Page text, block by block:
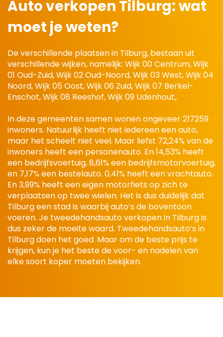
Auto verkopen Tilburg: wat
moet je weten?
De verschillende plaatsen in Tilburg, bestaan uit
verschillende wijken, namelijk: Wijk 00 Centrum, Wijk
01 Oud-Zuid, Wijk 02 Oud-Noord, Wijk 03 West, Wijk 04
Noord, Wijk 05 Oost, Wijk 06 Zuid, Wijk 07 Berkel-
Enschot, Wijk 08 Reeshof, Wijk 09 Udenhout,.
In deze gemeenten samen wonen ongeveer 217259
inwoners. Natuurlijk heeft niet iedereen een auto,
maar het scheelt niet veel. Maar liefst 72,24% van de
inwoners heeft een personenauto. En 14,53% heeft
een bedrijfsvoertuig, 8,61% een bedrijfsmotorvoertuig,
en 7,17% een bestelauto. 0,41% heeft een vrachtauto.
En 3,99% heeft een eigen motorfiets op zich te
verplaatsen op twee wielen. Het is dus duidelijk dat
Tilburg een stad is waarbij auto’s de boventoon
voeren. Je tweedehandsauto verkopen in Tilburg is
dus zeker de moeite waard. Tweedehandsauto’s in
Tilburg doen het goed. Maar om de beste prijs te
krijgen, kun je het beste de voor- en nadelen van
elke soort koper moeten bekijken.